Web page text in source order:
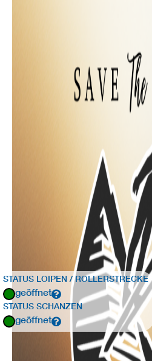
STATUS LOIPEN / ROLLERSTRECKE
geöffnet
STATUS SCHANZEN
geöffnet